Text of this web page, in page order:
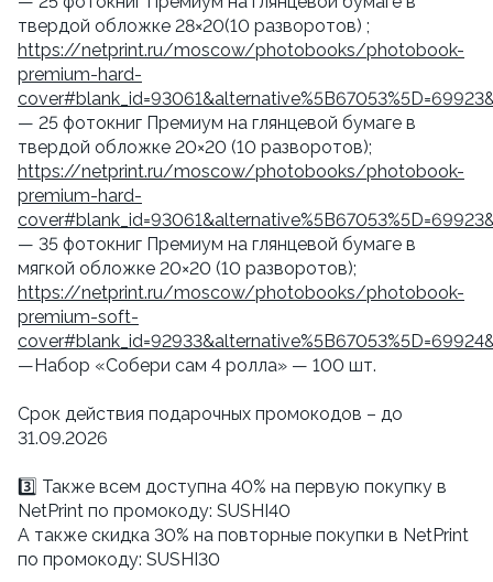
твердой обложке 28×20(10 разворотов) ;
https://netprint.ru/moscow/photobooks/photobook-
premium-hard-
— 25 фотокниг Премиум на глянцевой бумаге в
твердой обложке 20×20 (10 разворотов);
https://netprint.ru/moscow/photobooks/photobook-
premium-hard-
— 35 фотокниг Премиум на глянцевой бумаге в
мягкой обложке 20×20 (10 разворотов);
https://netprint.ru/moscow/photobooks/photobook-
premium-soft-
—Набор «Собери сам 4 ролла» — 100 шт.
Срок действия подарочных промокодов – до
31.09.2026
3️⃣ Также всем доступна 40% на первую покупку в
NetPrint по промокоду: SUSHI40
А также скидка 30% на повторные покупки в NetPrint
по промокоду: SUSHI30